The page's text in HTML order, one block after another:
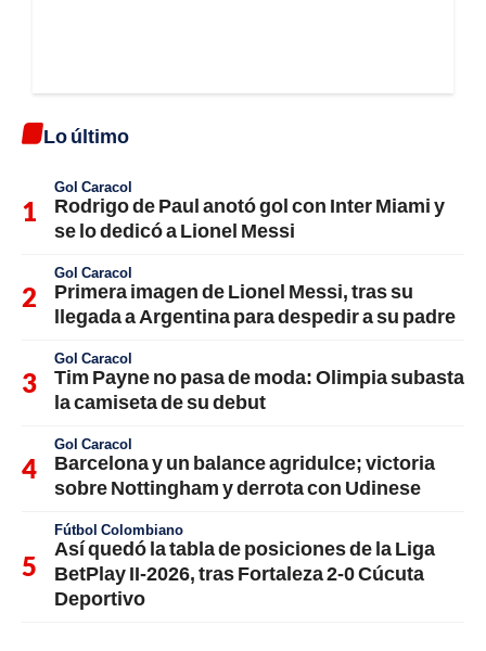
Lo último
Gol Caracol
Rodrigo de Paul anotó gol con Inter Miami y
se lo dedicó a Lionel Messi
Gol Caracol
Primera imagen de Lionel Messi, tras su
llegada a Argentina para despedir a su padre
Gol Caracol
Tim Payne no pasa de moda: Olimpia subasta
la camiseta de su debut
Gol Caracol
Barcelona y un balance agridulce; victoria
sobre Nottingham y derrota con Udinese
Fútbol Colombiano
Así quedó la tabla de posiciones de la Liga
BetPlay II-2026, tras Fortaleza 2-0 Cúcuta
Deportivo